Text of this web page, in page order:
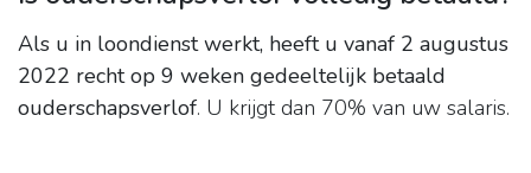
Als u in loondienst werkt, heeft u vanaf 2 augustus
2022 recht op 9 weken gedeeltelijk betaald
ouderschapsverlof. U krijgt dan 70% van uw salaris.